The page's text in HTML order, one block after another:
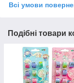
Всі умови
Подібні товари